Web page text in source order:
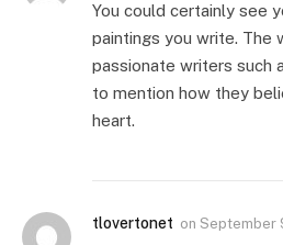
You could certainly see
paintings you write. The
passionate writers such
to mention how they
heart.
tlovertonet on September